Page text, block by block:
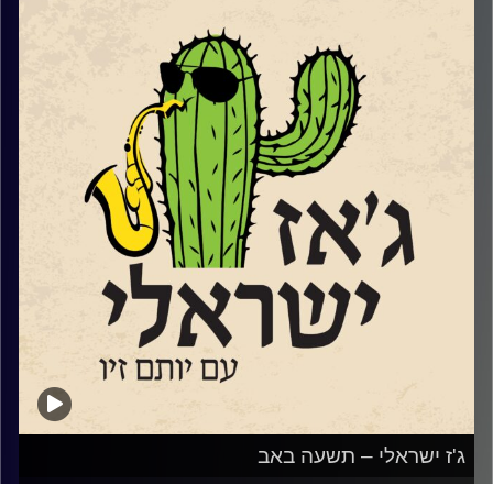
מרכז תרבות פלסטיני־ישראלי, ערבי־יהודי, הפועל בירושלים
ומשמש מרחב משותף לאמנים, לאמניות ולקהלים מגוונים.
והפסטיבל הואפסטיבל SHIFT
שלדברי המארגנים שלו, אינו מבקש לייפות את המציאות, ואינו
מתיימר לפתור אותה. הוא מתחיל מאמונה פשוטה: העתיד
שאנחנו מבקשים אינו דבר שמחכים לו – אלא דבר שיוצרים
שוחחנו עם המנהל האומנותי של הבית, עמנואל ויצטום, עם
המלחין ונגן העוד לואי ח'לייף ועם הדי ג'י "גונדי".
אחרי המשכנו במסורת החדשה שלנו והשמענו מוזיקה חדשה
של מוזיקאי ג'ז ישראלים:
איתמר בורוכוב
ונדב כרם
ג'ז ישראלי – תשעה באב